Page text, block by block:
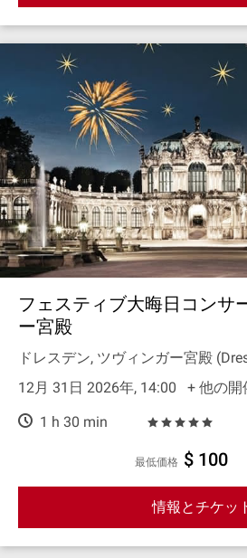
フェスティブ大晦日コンサ
ー宮殿
ドレスデン, ツヴィンガー宮殿
12月 31日 2026年, 14:00
+ 他の開
1 h 30 min
最低価格 $ 100
情報とチケッ